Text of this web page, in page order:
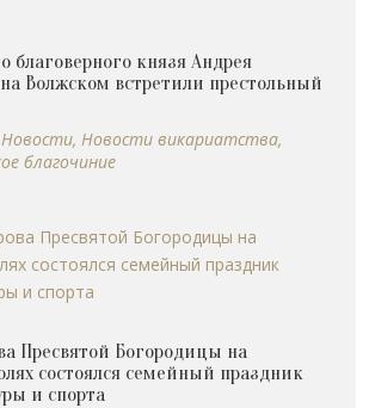
благоверного князя Андрея
Волжском встретили престольный
Новости,Новости викариатства,
благочиние
Пресвятой Богородицы на
состоялся семейный праздник
и спорта